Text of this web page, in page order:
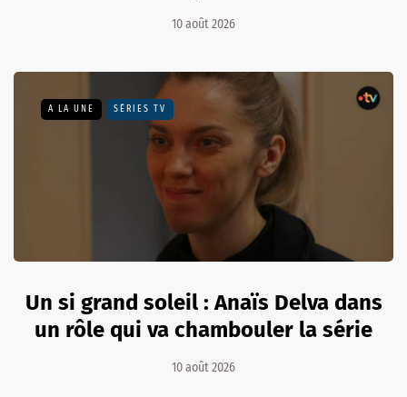
10 août 2026
A LA UNE SÉRIES TV
Un si grand soleil : Anaïs Delva dans
un rôle qui va chambouler la série
10 août 2026